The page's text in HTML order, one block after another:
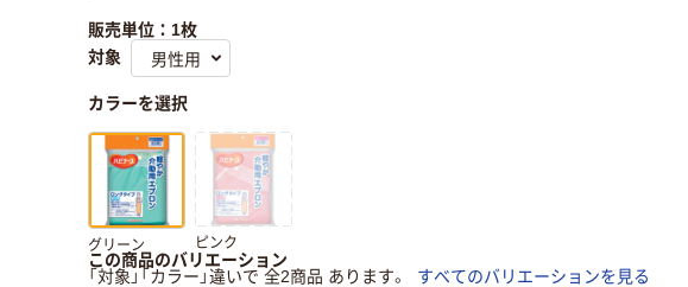
販売単位：1枚
対象
カラーを選択
グリーン ピンク
この商品のバリエーション
「対象」「カラー」違いで 全2商品 あります。
すべてのバリエーションを見る